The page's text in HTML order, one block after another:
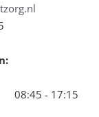
08:45 - 17:15